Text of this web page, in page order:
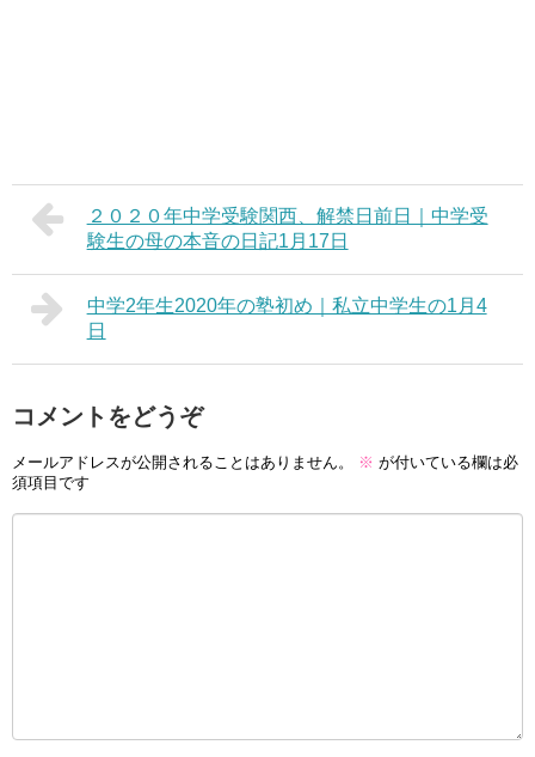
２０２０年中学受験関西、解禁日前日｜中学受
験生の母の本音の日記1月17日
中学2年生2020年の塾初め｜私立中学生の1月4
日
コメントをどうぞ
メールアドレスが公開されることはありません。 ※ が付いている欄は必
須項目です